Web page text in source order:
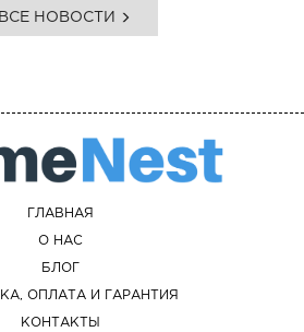
ВСЕ НОВОСТИ
ГЛАВНАЯ
О НАС
БЛОГ
ОПЛАТА И ГАРАНТИЯ
КОНТАКТЫ